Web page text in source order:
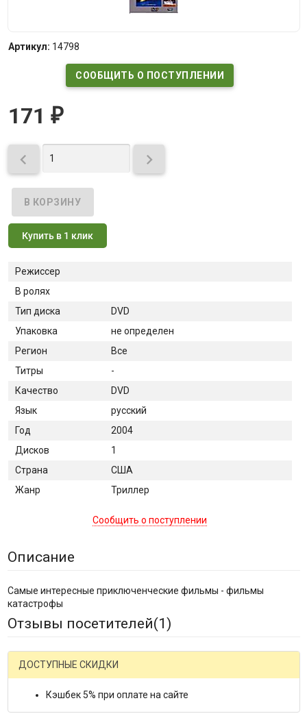
Артикул: 14798
СООБЩИТЬ О ПОСТУПЛЕНИИ
171 ₽
 
Купить в 1 клик
Режиссер
В ролях
Тип диска
DVD
Упаковка
не определен
Регион
Все
Титры
-
Качество
DVD
Язык
русский
Год
2004
Дисков
1
Страна
США
Жанр
Триллер
Сообщить о поступлении
Описание
Самые интересные приключенческие фильмы - фильмы
катастрофы
Отзывы посетителей(1)
ДОСТУПНЫЕ СКИДКИ
Кэшбек 5% при оплате на сайте